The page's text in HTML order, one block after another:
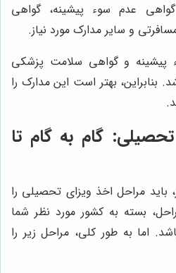
عدم سوء پیشینه، گواهی
و سایر مدارک مورد نیاز.
پیشینه و گواهی سلامت پزشکی
بنابراین، بهتر است این مدارک را
گام به گام تا
باید مراحل اخذ ویزای تحصیلی را
بسته به کشور مورد نظر شما
اما به طور کلی، مراحل زیر را